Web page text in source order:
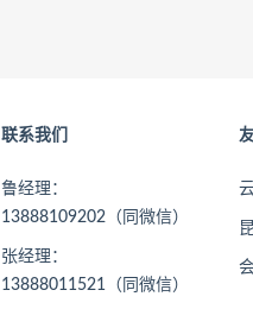
联系我们
鲁经理：
13888109202（同微信）
张经理：
13888011521（同微信）